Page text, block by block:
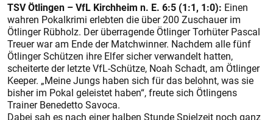
TSV Ötlingen – VfL Kirchheim n. E. 6:5 (1:1, 1:0): Einen
wahren Pokalkrimi erlebten die über 200 Zuschauer im
Ötlinger Rübholz. Der überragende Ötlinger Torhüter Pascal
Treuer war am Ende der Matchwinner. Nachdem alle fünf
Ötlinger Schützen ihre Elfer sicher verwandelt hatten,
scheiterte der letzte VfL-Schütze, Noah Schadt, am Ötlinger
Keeper. „Meine Jungs haben sich für das belohnt, was sie
bisher im Pokal geleistet haben“, freute sich Ötlingens
Trainer Benedetto Savoca.
Dabei sah es nach einer halben Stunde Spielzeit noch ganz